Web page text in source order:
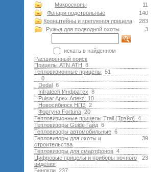
11
Микроскопы
140
Фонари подствольные
283
Кронштейны и крепления прицела
3
Ружья для подводной оxоты
искать в найденном
Расширенный поиск
8
Прицелы ATN АТН
51
Тепловизионные прицелы
0
6
Dedal
8
Infratech Инфратех
10
Pulsar Apex Апекс
2
Новосибирск НПЗ
20
Фортуна Fortuna
4
Тепловизионные прицелы Trail (Трэйл)
6
Тепловизоры Guide Гайд
6
Тепловизоры автомобильные
39
Тепловизоры для охоты и
строительства
4
Тепловизоры для смартфонов
23
Цифровые прицелы и приборы ночного
видения
237
Бинокли